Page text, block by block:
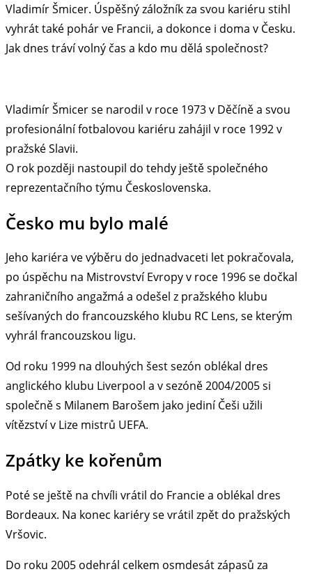
Vladimír Šmicer. Úspěšný záložník za svou kariéru stihl
vyhrát také pohár ve Francii, a dokonce i doma v Česku.
Jak dnes tráví volný čas a kdo mu dělá společnost?
Vladimír Šmicer se narodil v roce 1973 v Děčíně a svou
profesionální fotbalovou kariéru zahájil v roce 1992 v
pražské Slavii.
O rok později nastoupil do tehdy ještě společného
reprezentačního týmu Československa.
Česko mu bylo malé
Jeho kariéra ve výběru do jednadvaceti let pokračovala,
po úspěchu na Mistrovství Evropy v roce 1996 se dočkal
zahraničního angažmá a odešel z pražského klubu
sešívaných do francouzského klubu RC Lens, se kterým
vyhrál francouzskou ligu.
Od roku 1999 na dlouhých šest sezón oblékal dres
anglického klubu Liverpool a v sezóně 2004/2005 si
společně s Milanem Barošem jako jediní Češi užili
vítězství v Lize mistrů UEFA.
Zpátky ke kořenům
Poté se ještě na chvíli vrátil do Francie a oblékal dres
Bordeaux. Na konec kariéry se vrátil zpět do pražských
Vršovic.
Do roku 2005 odehrál celkem osmdesát zápasů za